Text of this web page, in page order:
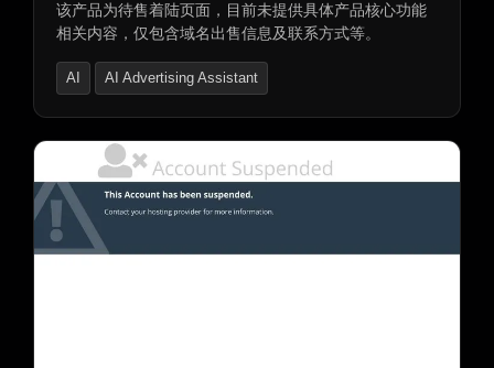
该产品为待售着陆页面，目前未提供具体产品核心功能
相关内容，仅包含域名出售信息及联系方式等。
AI
AI Advertising Assistant